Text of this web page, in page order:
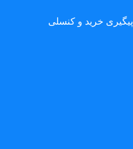
پیگیری خرید و کنسلی